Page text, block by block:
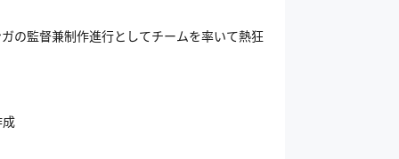
の監督兼制作進行としてチームを率いて熱狂
成